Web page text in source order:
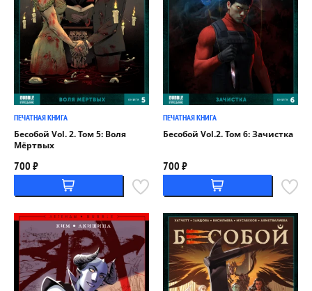
ПЕЧАТНАЯ КНИГА
Бесобой Vol. 2. Том 5: Воля
Мёртвых
700 ₽
ПЕЧАТНАЯ КНИГА
Бесобой Vol.2. Том 6: Зачистка
700 ₽